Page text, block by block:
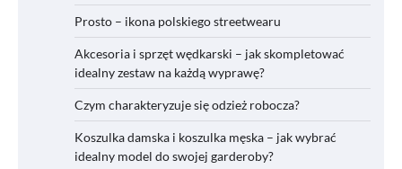
Prosto – ikona polskiego streetwearu
Akcesoria i sprzęt wędkarski – jak skompletować
idealny zestaw na każdą wyprawę?
Czym charakteryzuje się odzież robocza?
Koszulka damska i koszulka męska – jak wybrać
idealny model do swojej garderoby?